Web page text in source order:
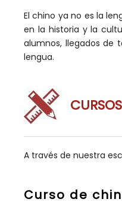
El chino ya no es la
en la historia y la
alumnos, llegados de
lengua.
A través de nuestra
Curso de